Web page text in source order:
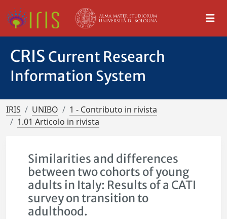
CRIS Current Research
Information System
IRIS UNIBO
1 - Contributo in rivista
1.01 Articolo in rivista
Similarities and differences
between two cohorts of young
adults in Italy: Results of a CATI
survey on transition to
adulthood.